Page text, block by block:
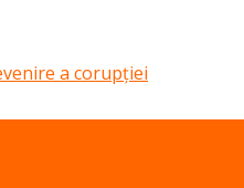
a corupției